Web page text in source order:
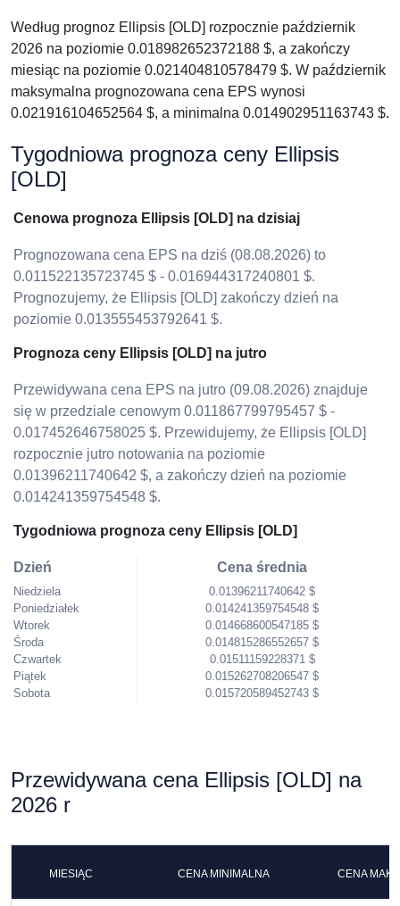
Według prognoz Ellipsis [OLD] rozpocznie październik
2026 na poziomie 0.018982652372188 $, a zakończy
miesiąc na poziomie 0.021404810578479 $. W październik
maksymalna prognozowana cena EPS wynosi
0.021916104652564 $, a minimalna 0.014902951163743 $.
Tygodniowa prognoza ceny Ellipsis
[OLD]
Cenowa prognoza Ellipsis [OLD] na dzisiaj
Prognozowana cena EPS na dziś (08.08.2026) to
0.011522135723745 $ - 0.016944317240801 $.
Prognozujemy, że Ellipsis [OLD] zakończy dzień na
poziomie 0.013555453792641 $.
Prognoza ceny Ellipsis [OLD] na jutro
Przewidywana cena EPS na jutro (09.08.2026) znajduje
się w przedziale cenowym 0.011867799795457 $ -
0.017452646758025 $. Przewidujemy, że Ellipsis [OLD]
rozpocznie jutro notowania na poziomie
0.01396211740642 $, a zakończy dzień na poziomie
0.014241359754548 $.
Tygodniowa prognoza ceny Ellipsis [OLD]
Dzień
Niedziela
Poniedziałek
Wtorek
Środa
Czwartek
Piątek
Sobota
Cena średnia
0.01396211740642 $
0.014241359754548 $
0.014668600547185 $
0.014815286552657 $
0.01511159228371 $
0.015262708206547 $
0.015720589452743 $
Przewidywana cena Ellipsis [OLD] na
2026 r
MIESIĄC CENA MINIMALNA CENA